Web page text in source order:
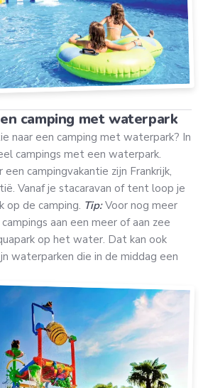
camping met waterpark
naar een camping met waterpark? In
campings met een waterpark.
campingvakantie zijn Frankrijk,
Vanaf je stacaravan of tent loop je
op de camping. Tip:Voor nog meer
aan een meer of aan zee
op het water. Dat kan ook
waterparken die in de middag een